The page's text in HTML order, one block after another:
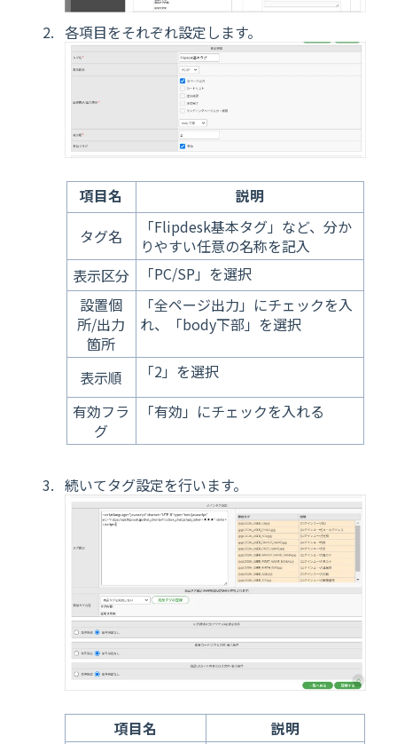
各項目をそれぞれ設定します。
項目名
説明
タグ名
「Flipdesk基本タグ」など、分か
りやすい任意の名称を記入
表示区分
「PC/SP」を選択
設置個
所/出力
箇所
「全ページ出力」にチェックを入
れ、「body下部」を選択
表示順
「2」を選択
有効フラ
グ
「有効」にチェックを入れる
続いてタグ設定を行います。
項目名 説明